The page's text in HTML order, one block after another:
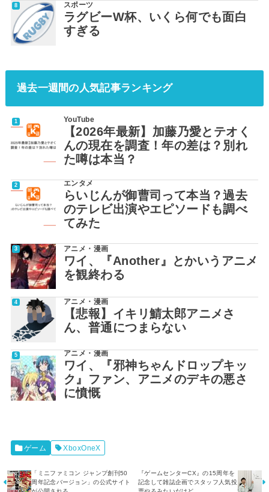
スポーツ
ラグビーW杯、いくら何でも面白
すぎる
過去一週間の人気記事ランキング
YouTube
【2026年最新】加藤乃愛とテオく
んの現在を調査！年の差は？別れ
た噂は本当？
エンタメ
らいじんが御曹司って本当？過去
のテレビ出演やエピソードも調べ
てみた
アニメ・漫画
ワイ、『Another』とかいうアニメ
を観終わる
アニメ・漫画
【悲報】イキリ鯖太郎アニメさ
ん、普通につまらない
アニメ・漫画
ワイ、『邪神ちゃんドロップキッ
ク』ファン、アニメのデキの悪さ
に憤慨
ゲーム XboxOneX
「ミニファミコン ジャンプ創刊50
周年記念バージョン」の公式サイト
『ゲームセンターCX』の15周年を
記念して雑誌企画でスタッフ人気投